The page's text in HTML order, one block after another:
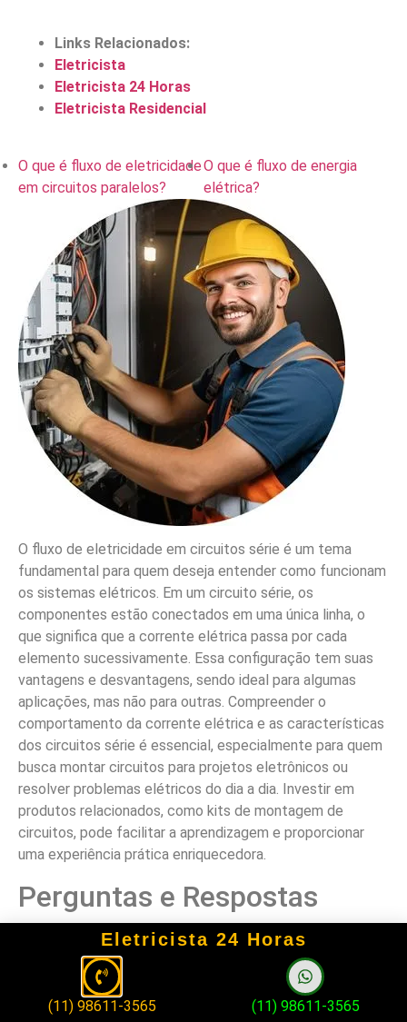
Links Relacionados:
Eletricista
Eletricista 24 Horas
Eletricista Residencial
O que é fluxo de eletricidade
em circuitos paralelos?
O que é fluxo de energia
elétrica?
O fluxo de eletricidade em circuitos série é um tema
fundamental para quem deseja entender como funcionam
os sistemas elétricos. Em um circuito série, os
componentes estão conectados em uma única linha, o
que significa que a corrente elétrica passa por cada
elemento sucessivamente. Essa configuração tem suas
vantagens e desvantagens, sendo ideal para algumas
aplicações, mas não para outras. Compreender o
comportamento da corrente elétrica e as características
dos circuitos série é essencial, especialmente para quem
busca montar circuitos para projetos eletrônicos ou
resolver problemas elétricos do dia a dia. Investir em
produtos relacionados, como kits de montagem de
circuitos, pode facilitar a aprendizagem e proporcionar
uma experiência prática enriquecedora.
Perguntas e Respostas
1. O que é um circuito série?
Um circuito série é aquele em que os componentes estão
conectados um após o outro, formando uma única
Eletricista 24 Horas
(11) 98611-3565 (11) 98611-3565